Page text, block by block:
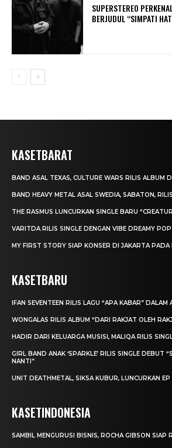
SUPERSTEREO
BERJUDUL “SIMPATI
KASETBARAT
BAND ASAL TEXAS, CULTURE WARS RILIS ALBUM
BAND HEAVY METAL ASAL SWEDIA, SABATON,
THE RASMUS LUNCURKAN SINGLE BARU
VARITDA RILIS SINGLE DENGAN VIBE DREAMY
MY FIRST STORY SIAP KONSER DI JAKARTA
KASETBARU
IFAN SEVENTEEN RILIS LAGU “APA KABAR” DALAM
WONGALAS RILIS ALBUM “DARI RAKJAT OLEH
HADIR DARI KELUARGA MUSISI, MALIQA RILIS
GIRL BAND ANAK ‘SPARKLE’ RILIS SINGLE DEBUT
NANTI”
UNIT DEATHMETAL, SIKSA KUBUR, LUNCURKAN
KASETINDONESIA
SAMBIL MENGURUSI BISNIS, ROCHA GIBSON SIAP